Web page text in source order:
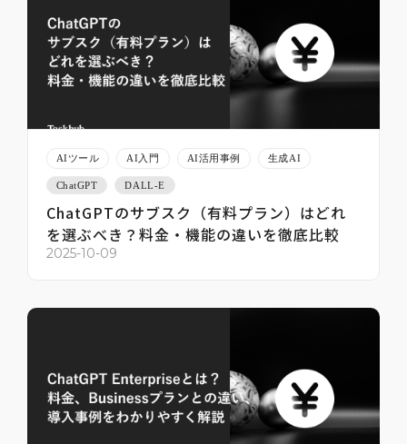
AIツール AI入門 AI活用事例 生成AI
ChatGPT DALL-E
ChatGPTのサブスク（有料プラン）はどれ
を選ぶべき？料金・機能の違いを徹底比較
2025-10-09